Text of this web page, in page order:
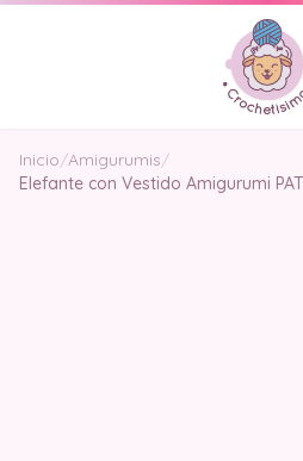
Inicio/Amigurumis/
Elefante con Vestido Amigurumi